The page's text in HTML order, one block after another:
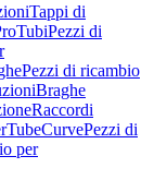
Tappi di
TubiPezzi di
Pezzi di ricambio
Braghe
Raccordi
CurvePezzi di
per